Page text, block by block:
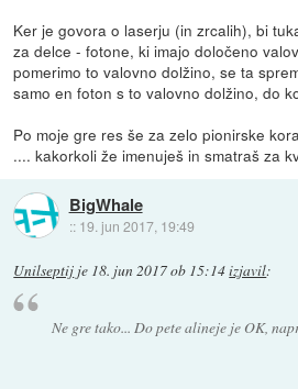
Ker je govora o laserju (in zrcalih), bi
za delce - fotone, ki imajo določeno
pomerimo to valovno dolžino, se ta
samo en foton s to valovno dolžino, do
Po moje gre res še za zelo pionirske
.... kakorkoli že imenuješ in smatraš za
BigWhale
:: 19. jun 2017, 19:49
Unilseptij je 18. jun 2017 ob 15:14izjavil:
Ne gre tako... Do pete alineje je OK,